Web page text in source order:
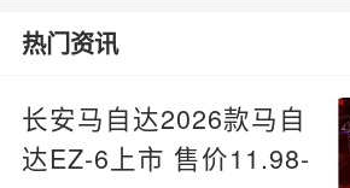
热门资讯
长安马自达2026款马自
达EZ-6上市 售价11.98-